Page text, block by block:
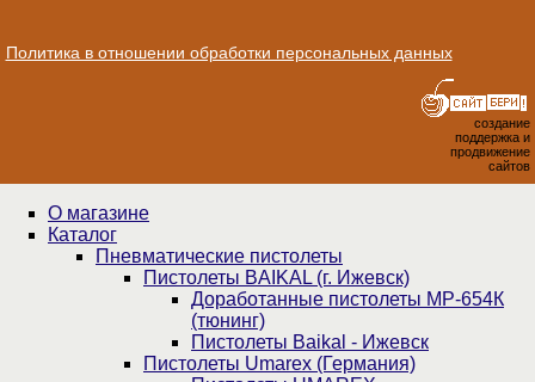
Политика в отношении обработки персональных данных
создание
поддержка и
продвижение
сайтов
О магазине
Каталог
Пнев­ма­ти­чес­кие пистолеты
Пистолеты BAIKAL (г. Ижевск)
Доработанные пистолеты МР-654К
(тюнинг)
Пистолеты Baikal - Ижевск
Пистолеты Umarex (Германия)